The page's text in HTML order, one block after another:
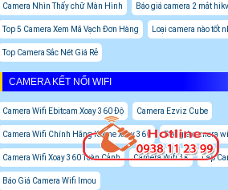
Camera Nhìn Thấy chữ Màn Hình Báo giá camera 2 mắt
Top 5 Camera Xem Mã Vạch Đơn Hàng Loại camera nào tốt
Top Camera Sắc Nét Giá Rẻ
CAMERA KẾT NỐI WIFI
Camera Wifi Ebitcam Xoay 360 Độ Camera Ezviz Cube
Camera Wifi Chính Hãng Kbone Xoay 360 Báo giá camera
Camera Wifi Xoay 360 Toàn Cảnh Camera Wifi 3K Lắp
Báo Giá Camera Wifi Imou